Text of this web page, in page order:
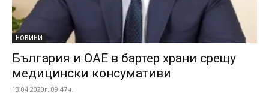
НОВИНИ
България и ОАЕ в бартер храни срещу
медицински консумативи
13.04.2020г. 09:47ч.